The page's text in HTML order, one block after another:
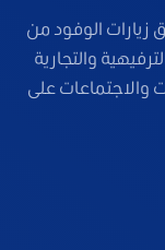
الوفود من
والتجارية
والاجتماعات على